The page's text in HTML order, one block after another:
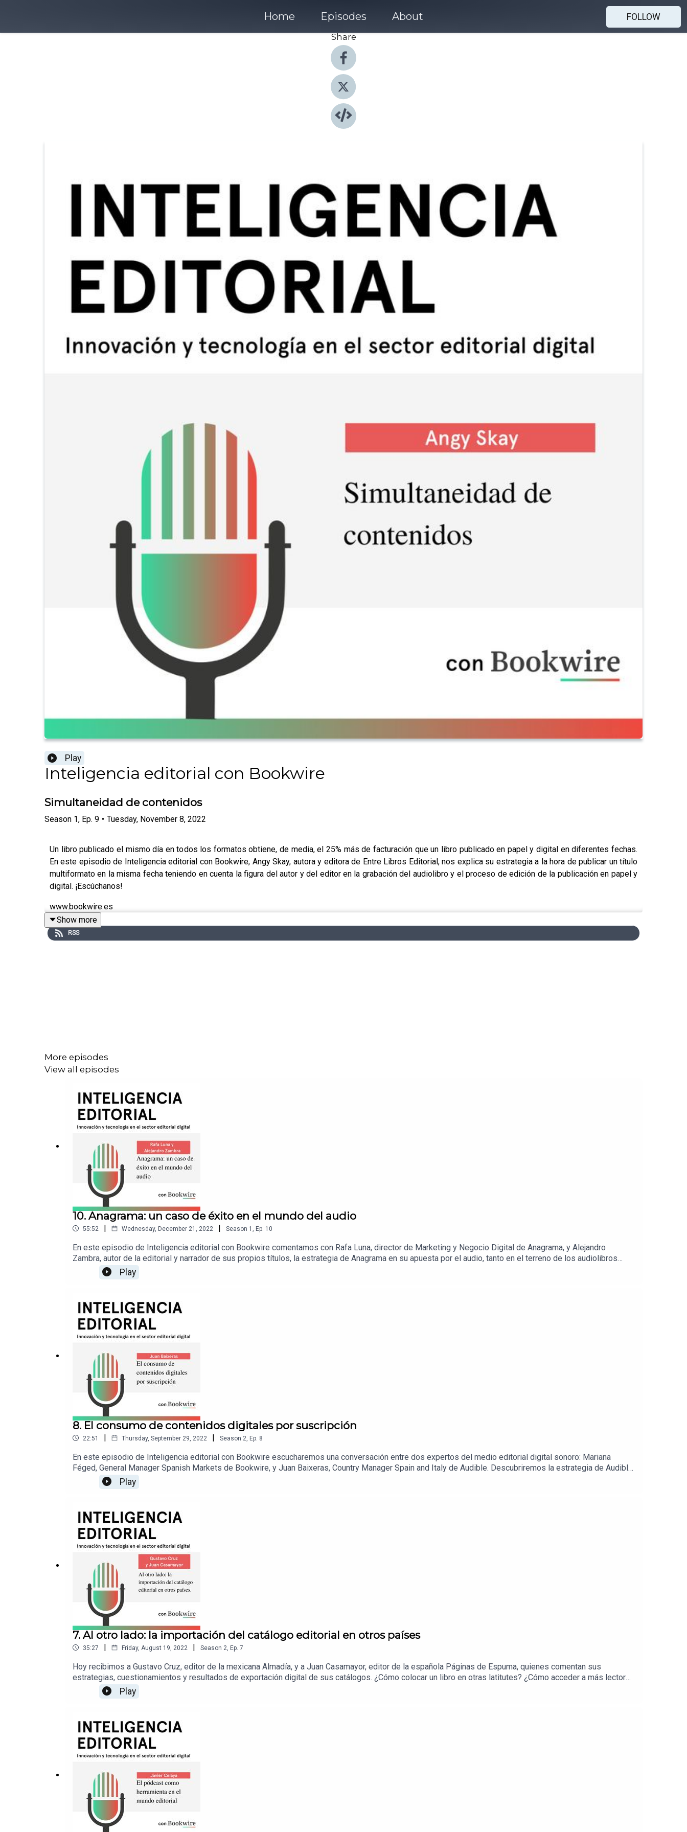
Home Episodes About
FOLLOW
Share
Play
Inteligencia editorial con Bookwire
Simultaneidad de contenidos
Season 1, Ep. 9 • Tuesday, November 8, 2022
Un libro publicado el mismo día en todos los formatos obtiene, de media, el 25% más de facturación que un libro publicado en papel y digital en diferentes fechas.
En este episodio de Inteligencia editorial con Bookwire, Angy Skay, autora y editora de Entre Libros Editorial, nos explica su estrategia a la hora de publicar un título
multiformato en la misma fecha teniendo en cuenta la figura del autor y del editor en la grabación del audiolibro y el proceso de edición de la publicación en papel y
digital. ¡Escúchanos!
www.bookwire.es
Show more
RSS
More episodes
View all episodes
10. Anagrama: un caso de éxito en el mundo del audio
55:52 | Wednesday, December 21, 2022 | Season 1 Ep. 10
En este episodio de Inteligencia editorial con Bookwire comentamos con Rafa Luna, director de Marketing y Negocio Digital de Anagrama, y Alejandro
Zambra, autor de la editorial y narrador de sus propios títulos, la estrategia de Anagrama en su apuesta por el audio, tanto en el terreno de los audiolibros
como con su pódcast, Tema Libre. ¡Escúchanos!www.bookwire.es
Play
8. El consumo de contenidos digitales por suscripción
22:51 | Thursday, September 29, 2022 | Season 2 Ep. 8
En este episodio de Inteligencia editorial con Bookwire escucharemos una conversación entre dos expertos del medio editorial digital sonoro: Mariana
Féged, General Manager Spanish Markets de Bookwire, y Juan Baixeras, Country Manager Spain and Italy de Audible. Descubriremos la estrategia de Audible
para posicionarse como referente en la creación de contenidos originales y la suscripción de audiolibros, aprenderemos qué contenidos son los más
demandados, nos desvelarán sus consejos para innovar en el mundo del audio y mucho más… ¡No te lo pierdas! www.bookwire.es
Play
7. Al otro lado: la importación del catálogo editorial en otros países
35:27 | Friday, August 19, 2022 | Season 2 Ep. 7
Hoy recibimos a Gustavo Cruz, editor de la mexicana Almadía, y a Juan Casamayor, editor de la española Páginas de Espuma, quienes comentan sus
estrategias, cuestionamientos y resultados de exportación digital de sus catálogos. ¿Cómo colocar un libro en otras latitutes? ¿Cómo acceder a más lectores
en formatos digital y sonoro?Escucharemos la experiencia, sus consejos y abriremos un debate sobre si buscar en otras latitudes y
formatos.www.bookwire.es
Play